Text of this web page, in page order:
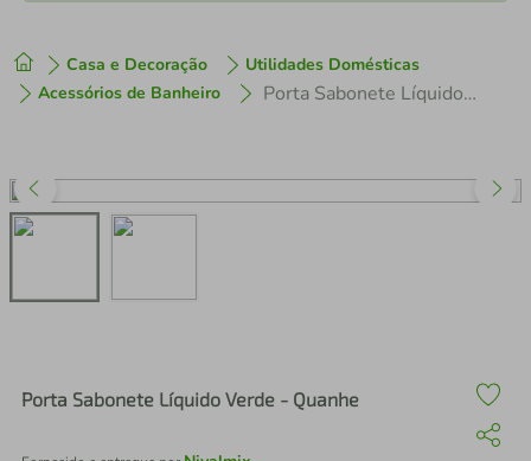
Casa e Decoração
Utilidades Domésticas
Acessórios de Banheiro
Porta Sabonete Líquido Verde - Quanhe
Porta Sabonete Líquido Verde - Quanhe
1º tenis
3º perfume